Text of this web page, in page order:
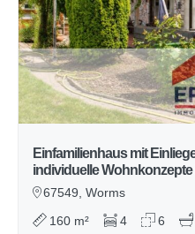
Einfamilienhaus mit
individuelle
67549, Worms
160 m² 4 6